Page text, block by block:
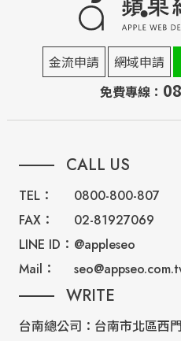
金流申請 網域申請
免費專線：
CALL US
TEL：
0800-800-807
FAX：
02-81927069
LINE ID： @appleseo
Mail：
WRITE
台南總公司： 台南市北區西